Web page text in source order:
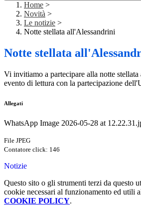
Home >
Novità >
Le notizie >
Notte stellata all'Alessandrini
Notte stellata
Vi invitiamo a partecipare alla notte
evento di lettura con la partecipazione
Allegati
WhatsApp Image 2026-05-28 at
File JPEG
Contatore click: 146
Notizie
Questo sito o gli strumenti terzi da questo
cookie necessari al funzionamento ed utili
COOKIE POLICY.